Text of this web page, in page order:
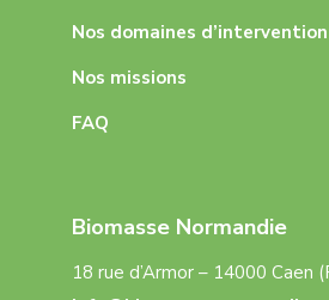
Nos domaines d’intervention
Nos missions
FAQ
Biomasse Normandie
18 rue d’Armor – 14000 Caen